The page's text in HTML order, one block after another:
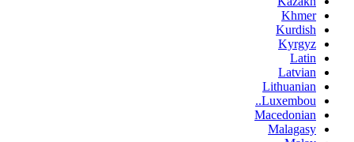
Khmer
Kurdish
Kyrgyz
Latin
Latvian
Lithuanian
Luxembou..
Macedonian
Malagasy